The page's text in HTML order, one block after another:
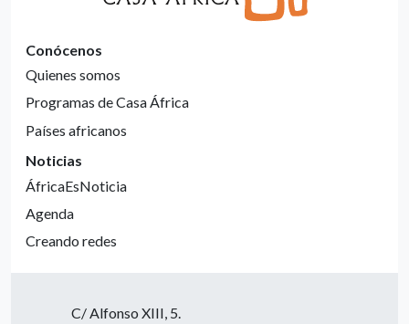
Conócenos
Quienes somos
Programas de Casa África
Países africanos
Noticias
ÁfricaEsNoticia
Agenda
Creando redes
C/ Alfonso XIII, 5.